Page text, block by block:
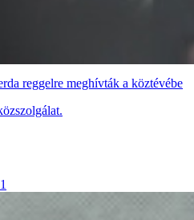
reggelre meghívták a köztévébe